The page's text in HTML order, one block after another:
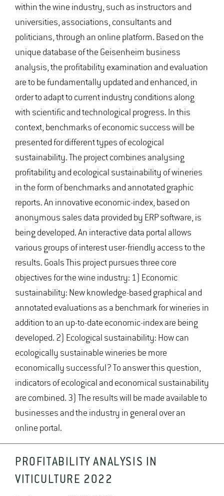
within the wine industry, such as instructors and
universities, associations, consultants and
politicians, through an online platform. Based on the
unique database of the Geisenheim business
analysis, the profitability examination and evaluation
are to be fundamentally updated and enhanced, in
order to adapt to current industry conditions along
with scientific and technological progress. In this
context, benchmarks of economic success will be
presented for different types of ecological
sustainability. The project combines analysing
profitability and ecological sustainability of wineries
in the form of benchmarks and annotated graphic
reports. An innovative economic-index, based on
anonymous sales data provided by ERP software, is
being developed. An interactive data portal allows
various groups of interest user-friendly access to the
results. Goals This project pursues three core
objectives for the wine industry: 1) Economic
sustainability: New knowledge-based graphical and
annotated evaluations as a benchmark for wineries in
addition to an up-to-date economic-index are being
developed. 2) Ecological sustainability: How can
ecologically sustainable wineries be more
economically successful? To answer this question,
indicators of ecological and economical sustainability
are combined. 3) The results will be made available to
businesses and the industry in general over an
online portal.
PROFITABILITY ANALYSIS IN
VITICULTURE 2022